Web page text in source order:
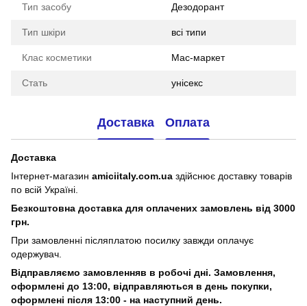
Тип засобу Дезодорант
Тип шкіри всі типи
Клас косметики Мас-маркет
Стать унісекс
Доставка Оплата
Доставка
Інтернет-магазин amiciitaly.com.ua здійснює доставку товарів
по всій Україні.
Безкоштовна доставка для оплачених замовлень від 3000
грн.
При замовленні післяплатою посилку завжди оплачує
одержувач.
Відправляємо замовленняв в робочі дні. Замовлення,
оформлені до 13:00, відправляються в день покупки,
оформлені після 13:00 - на наступний день.